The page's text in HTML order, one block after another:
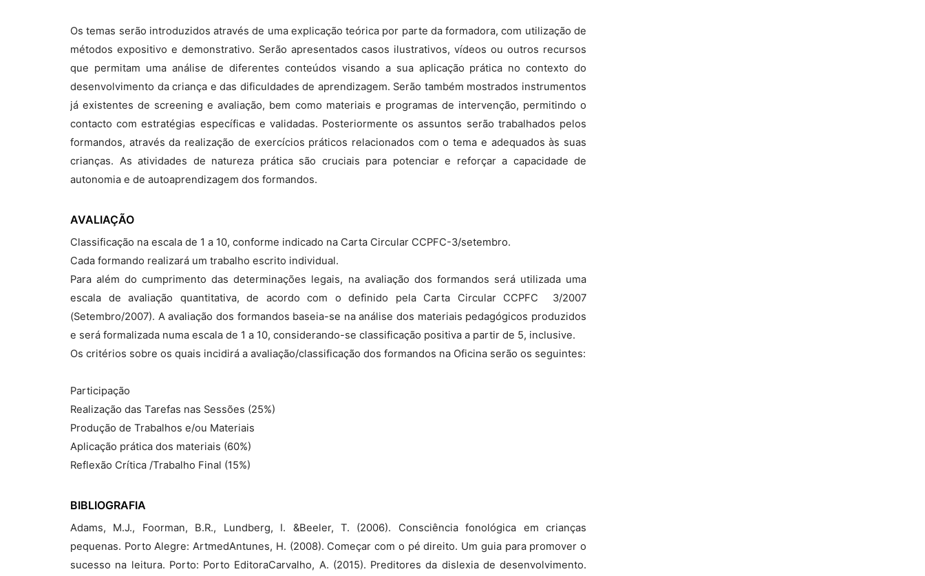
Os temas serão introduzidos através de uma explicação teórica por parte da formadora, com utilização de
métodos expositivo e demonstrativo. Serão apresentados casos ilustrativos, vídeos ou outros recursos
que permitam uma análise de diferentes conteúdos visando a sua aplicação prática no contexto do
desenvolvimento da criança e das dificuldades de aprendizagem. Serão também mostrados instrumentos
já existentes de screening e avaliação, bem como materiais e programas de intervenção, permitindo o
contacto com estratégias específicas e validadas. Posteriormente os assuntos serão trabalhados pelos
formandos, através da realização de exercícios práticos relacionados com o tema e adequados às suas
crianças. As atividades de natureza prática são cruciais para potenciar e reforçar a capacidade de
autonomia e de autoaprendizagem dos formandos.
AVALIAÇÃO
Classificação na escala de 1 a 10, conforme indicado na Carta Circular CCPFC-3/setembro.
Cada formando realizará um trabalho escrito individual.
Para além do cumprimento das determinações legais, na avaliação dos formandos será utilizada uma
escala de avaliação quantitativa, de acordo com o definido pela Carta Circular CCPFC  3/2007
(Setembro/2007). A avaliação dos formandos baseia-se na análise dos materiais pedagógicos produzidos
e será formalizada numa escala de 1 a 10, considerando-se classificação positiva a partir de 5, inclusive.
Os critérios sobre os quais incidirá a avaliação/classificação dos formandos na Oficina serão os seguintes:
Participação
Realização das Tarefas nas Sessões (25%)
Produção de Trabalhos e/ou Materiais
Aplicação prática dos materiais (60%)
Reflexão Crítica /Trabalho Final (15%)
BIBLIOGRAFIA
Adams, M.J., Foorman, B.R., Lundberg, I. &Beeler, T. (2006). Consciência fonológica em crianças
pequenas. Porto Alegre: ArtmedAntunes, H. (2008). Começar com o pé direito. Um guia para promover o
sucesso na leitura. Porto: Porto EditoraCarvalho, A. (2015). Preditores da dislexia de desenvolvimento.